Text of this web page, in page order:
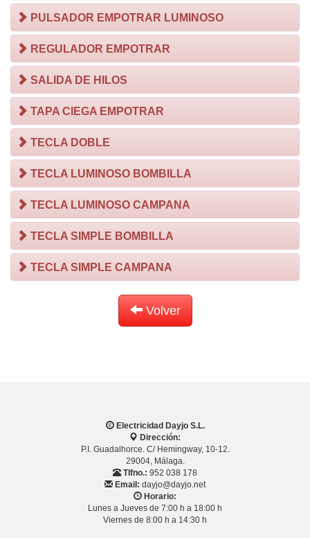
PULSADOR EMPOTRAR LUMINOSO
REGULADOR EMPOTRAR
SALIDA DE HILOS
TAPA CIEGA EMPOTRAR
TECLA DOBLE
TECLA LUMINOSO BOMBILLA
TECLA LUMINOSO CAMPANA
TECLA SIMPLE BOMBILLA
TECLA SIMPLE CAMPANA
Volver
Electricidad Dayjo S.L.
Dirección:
P.I. Guadalhorce. C/ Hemingway, 10-12.
29004, Málaga.
Tlfno.: 952 038 178
Email: dayjo@dayjo.net
Horario:
Lunes a Jueves de 7:00 h a 18:00 h
Viernes de 8:00 h a 14:30 h